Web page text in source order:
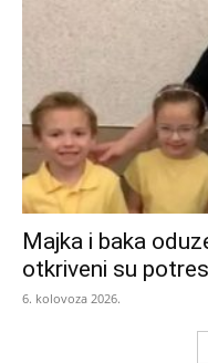
Majka i baka
otkriveni su
6. kolovoza 2026.